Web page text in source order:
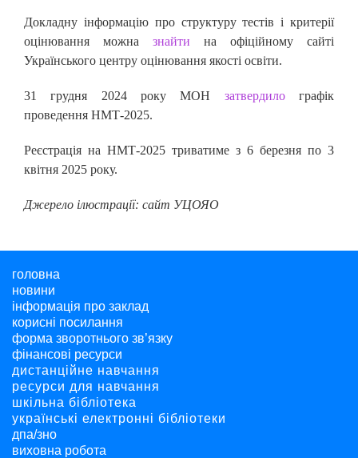
Докладну інформацію про структуру тестів і критерії
оцінювання можна знайти на офіційному сайті
Українського центру оцінювання якості освіти.
31 грудня 2024 року МОН затвердилографік
проведення НМТ-2025.
Реєстрація на НМТ-2025 триватиме з 6 березня по 3
квітня 2025 року.
Джерело ілюстрації: сайт УЦОЯО
головна
новини
інформація про заклад
корисні посилання
форма зворотнього зв’язку
фінансові ресурси
дистанційне навчання
ресурси для навчання
шкільна бібліотека
українські електронні бібліотеки
дпа/зно
виховна робота